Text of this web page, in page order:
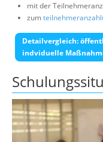
mit der
zum
Detailvergleich:
indviduelle